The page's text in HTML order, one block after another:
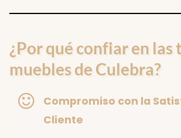
¿Por qué confiar en las
muebles de Culebra?
Compromiso con la
Cliente